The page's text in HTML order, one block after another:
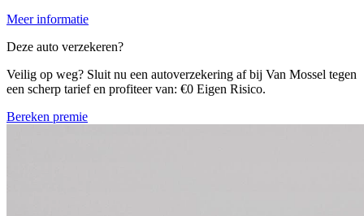
Meer informatie
Deze auto verzekeren?
Veilig op weg? Sluit nu een autoverzekering af bij Van Mossel tegen
een scherp tarief en profiteer van: €0 Eigen Risico.
Bereken premie